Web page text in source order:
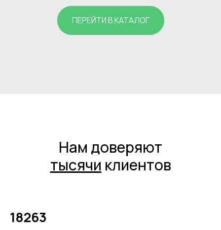
ПЕРЕЙТИ В КАТАЛОГ
Нам доверяют
тысячи клиентов
18263